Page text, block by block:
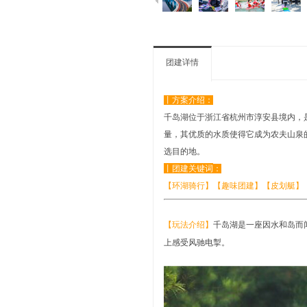
团建详情
丨方案介绍 ：
千岛湖位于浙江省杭州市淳安县境内
量，其优质的水质使得它成为农夫山
选目的地。
团建关键词 ：
【环湖骑行】【趣味团建】
【皮划艇】
【玩法介绍】 千岛湖是一座因水和岛
上感受风驰电掣。